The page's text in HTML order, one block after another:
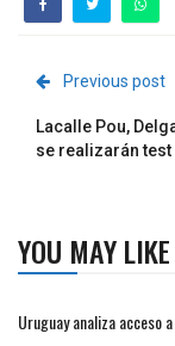
Previous post
Lacalle Pou,
se realizarán test
YOU MAY LIKE
Uruguay analiza acceso